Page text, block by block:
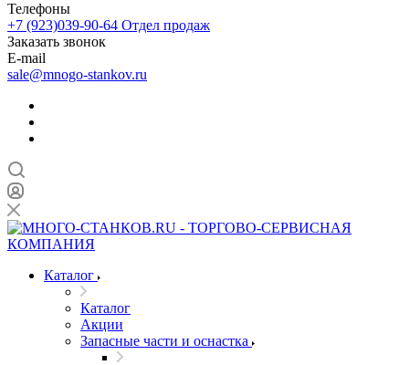
Телефоны
+7 (923)039-90-64 Отдел продаж
Заказать звонок
E-mail
sale@mnogo-stankov.ru
Каталог
Каталог
Акции
Запасные части и оснастка